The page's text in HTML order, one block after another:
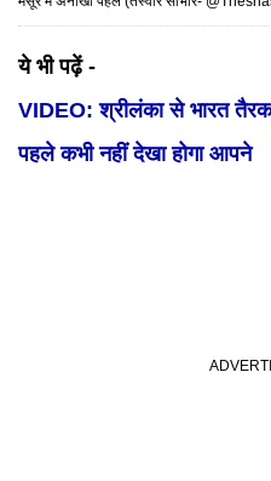
ये भी पढ़ें -
VIDEO: श्रीलंका से भारत
पहले कभी नहीं देखा होगा आपने